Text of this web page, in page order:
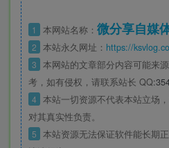
1 本网站名称： 微分享自媒
2 本站永久网址： https://
3 本网站的文章部分内容可能来
考，如有侵权，请联系站长 QQ
4 本站一切资源不代表本站立场
对其真实性负责。
5 本站资源无法保证软件能长期